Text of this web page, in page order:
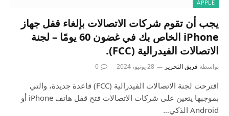
APPLE
يجب أن تقوم شركات الاتصالات بإلغاء قفل جهاز
iPhone الخاص بك في غضون 60 يومًا – لجنة
الاتصالات الفيدرالية (FCC).
بواسطة فريق التحرير 28 يونيو، 2024 0
اقترحت لجنة الاتصالات الفيدرالية (FCC) قاعدة جديدة، والتي
بموجبها يتعين على شركات الاتصالات فتح قفل هاتف iPhone أو
Android الذكي…